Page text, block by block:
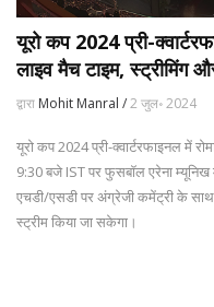
यूरो कप 2024 प्री-
लाइव मैच टाइम, स्ट्रीमिंग
द्वारा Mohit Manral /2 जुल॰ 2024
यूरो कप 2024 प्री-क्वार्टरफाइनल में
9:30 बजे IST पर फुसबॉल एरेना
एचडी/एसडी पर अंग्रेजी कमेंट्री के साथ
स्ट्रीम किया जा सकेगा।